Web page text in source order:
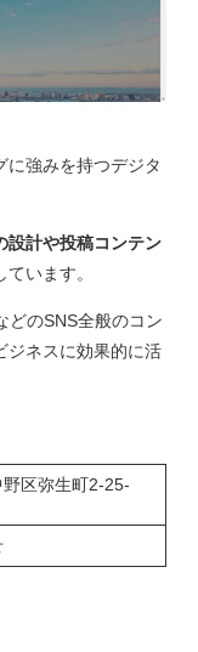
に強みを持つデジタ
設計や投稿コンテン
ています。
どのSNS全般のコン
ジネスに効果的に活
区弥生町2-25-